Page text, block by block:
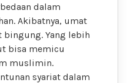
dalam
Akibatnya, umat
bingung. Yang lebih
bisa memicu
muslimin.
syariat dalam